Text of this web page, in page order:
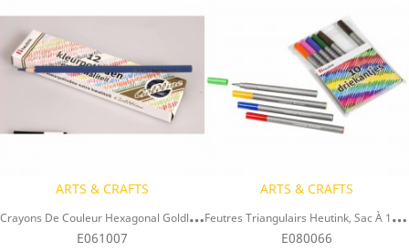
ARTS & CRAFTS
C
Rayons De Couleur Hexagonal Goldline - Heutink - Étui De 12 Crayons - Bleu Fonc
E061007
ARTS & CRAFTS
F
Eutres Triangulairs Heutink, Sac À 10 Couleurs
E080066